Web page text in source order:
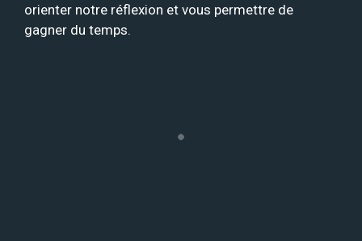
orienter notre réflexion et vous permettre de
gagner du temps.